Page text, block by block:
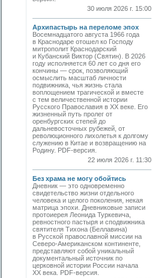
30 июля 2026 г. 15:00
Архипастырь на переломе эпох
Восемнадцатого августа 1966 года
в Краснодаре отошел ко Господу
митрополит Краснодарский
и Кубанский Виктор (Святин). В 2026
году исполняется 60 лет со дня его
кончины — срок, позволяющий
осмыслить масштаб личности
подвижника, чья жизнь стала
воплощением трагической и вместе
с тем величественной истории
Русского Православия в XX веке. Его
жизненный путь пролег от
оренбургских степей до
дальневосточных рубежей, от
революционного лихолетья к долгому
служению в Китае и возвращению на
Родину. PDF-версия.
22 июля 2026 г. 11:30
Без храма не могу обойтись
Дневник — это одновременно
свидетельство жизни отдельного
человека и целого поколения, некая
матрица эпохи. Дневниковые записи
протоиерея Леонида Туркевича,
ревностного пастыря и сподвижника
святителя Тихона (Беллавина)
в Русской православной миссии на
Северо-Американском континенте,
представляют собой уникальный
документальный источник по
церковной истории России начала
ХХ века. PDF-версия.